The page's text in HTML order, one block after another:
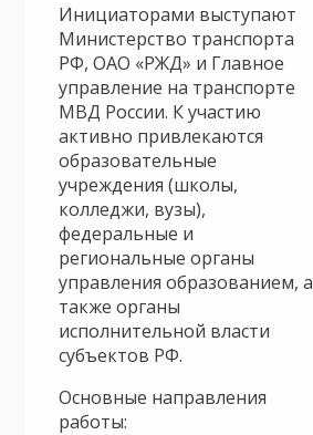
Инициаторами выступают
Министерство транспорта
РФ, ОАО «РЖД» и Главное
управление на транспорте
МВД России. К участию
активно привлекаются
образовательные
учреждения (школы,
колледжи, вузы),
федеральные и
региональные органы
управления образованием, а
также органы
исполнительной власти
субъектов РФ.
Основные направления
работы: